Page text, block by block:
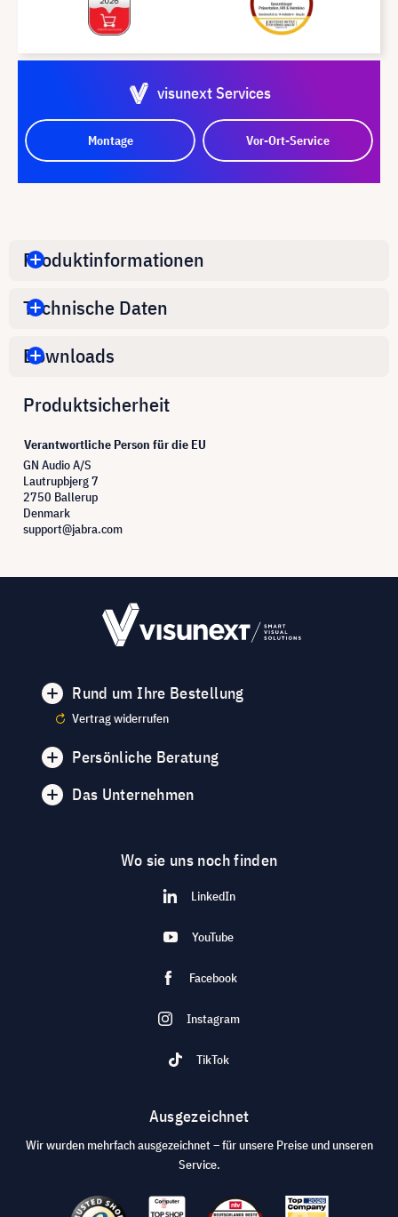
visunext Services
Montage Vor-Ort-Service
Produktinformationen
Technische Daten
Downloads
Produktsicherheit
Verantwortliche Person für die EU
GN Audio A/S
Lautrupbjerg 7
2750 Ballerup
Denmark
support@jabra.com
Rund um Ihre Bestellung
Vertrag widerrufen
Persönliche Beratung
Das Unternehmen
Wo sie uns noch finden
LinkedIn
YouTube
Facebook
Instagram
TikTok
Ausgezeichnet
Wir wurden mehrfach ausgezeichnet – für unsere Preise und unseren
Service.